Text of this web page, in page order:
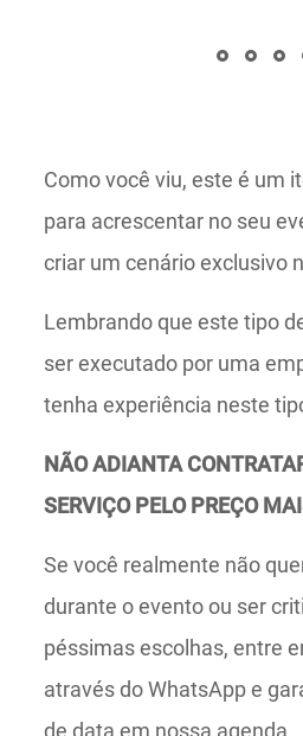
Como você viu, este é um
para acrescentar no seu
criar um cenário exclusivo
Lembrando que este tipo
ser executado por uma
tenha experiência neste
NÃO ADIANTA
SERVIÇO PELO PREÇO
Se você realmente não
durante o evento ou ser
péssimas escolhas, entre
através do WhatsApp e
de data em nossa agenda.